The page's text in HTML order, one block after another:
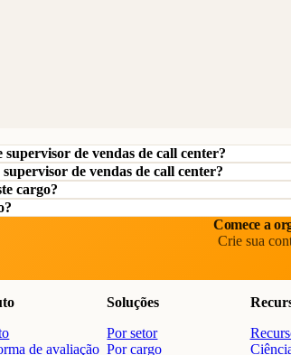
de vendas de call center?
de vendas de call center?
cargo?
Comece a
Crie sua
de avaliação
Soluções
Por setor
Por cargo